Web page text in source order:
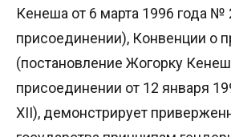
Кенеша от 6 марта 1996 года №
присоединении), Конвенции о
(постановление Жогорку
присоединении от 12 января
XII), демонстрирует